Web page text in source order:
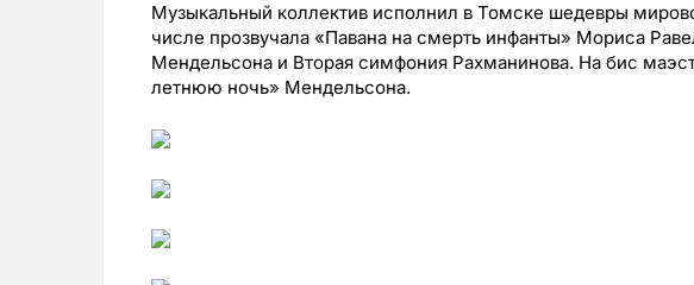
Музыкальный коллектив исполнил в Томске шедевры
числе прозвучала «Павана на смерть инфанты» Мориса
Мендельсона и Вторая симфония Рахманинова. На бис
летнюю ночь» Мендельсона.